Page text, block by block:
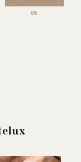
06